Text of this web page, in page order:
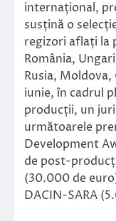
internațional,
susțină o
regizori aflați la
România,
Rusia, Moldova,
iunie, în cadrul
producții, un
următoarele
Development
de post-
(30.000 de
DACIN-SARA